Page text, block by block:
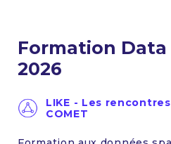
Formation
2026
LIKE - Les rencontres
COMET